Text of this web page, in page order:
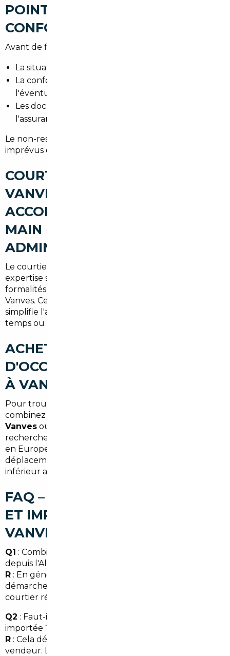
POINTS DE VIGILANCE (TVA,
CONFORMITÉ, CARTE GRISE)
Avant de finaliser l'achat, vérifiez :
La situation TVA du véhicule selon le pays d'achat.
La conformité aux normes françaises et
l'éventuelle nécessité de modifications.
Les documents obligatoires pour la carte grise et
l'assurance en Hauts-de-Seine.
Le non-respect de ces points peut générer des coûts
imprévus ou des délais d'immatriculation.
COURTIER AUTOMOBILE
VANVES : UN
ACCOMPAGNEMENT CLÉ EN
MAIN (RECHERCHE,
ADMINISTRATIF, LIVRAISON)
Le courtier assure toutes les étapes : sélection,
expertise sur place, négociation, gestion des
formalités douanières et administratives, et livraison à
Vanves. Cet accompagnement clé en main rassure et
simplifie l'achat, surtout pour ceux qui manquent de
temps ou de connaissances techniques.
ACHETER UNE VOITURE
D'OCCASION AU MEILLEUR PRIX
À VANVES (SYNTHÈSE)
Pour trouver la meilleure affaire près de Paris,
combinez l'expertise d'un
Vanves ou d'un
recherche ciblée en Allemagne, Belgique ou ailleurs
en Europe. Le résultat : un véhicule adapté à vos
déplacements en Île-de-France, à un coût souvent
inférieur au marché local.
FAQ – COURTIER AUTOMOBILE
ET IMPORT DE VOITURE À
VANVES
Q1 : Combien de temps prend l'import d'une voiture
depuis l'Allemagne vers Vanves ?
R : En général entre 2 et 6 semaines selon les
démarches administratives et le transport. Un
courtier réduit souvent ces délais.
Q2 : Faut-il payer la TVA pour une voiture d'occasion
importée ?
R : Cela dépend du statut du véhicule et du
vendeur. Les mandataires vérifient la conformité TVA